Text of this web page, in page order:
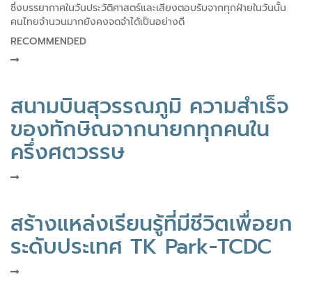
ซึ่งบรรยากาศในวันประวัติศาสตร์และเสียงตอบรับจากทุกฝ่ายในวันนั้น
คนไทยจำนวนมากยังคงจดจำได้เป็นอย่างดี
RECOMMENDED
สนามบินสุวรรณภูมิ ความสำเร็จ
ของทักษิณจากนายกทุกคนใน
ครึ่งศตวรรษ
สร้างแหล่งเรียนรู้ที่มีชีวิตเพื่อยก
ระดับประเทศ TK Park-TCDC